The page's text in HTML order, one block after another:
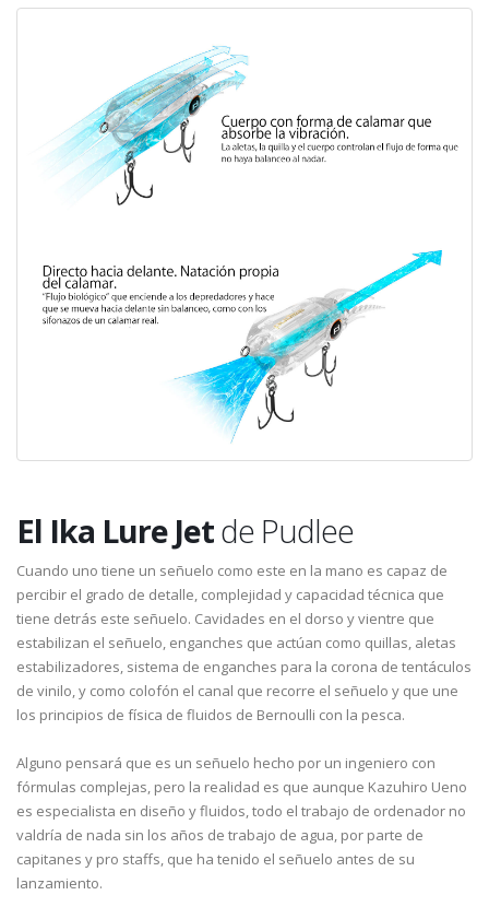
El Ika Lure Jetde Pudlee
Cuando uno tiene un señuelo como este en la mano es capaz de
percibir el grado de detalle, complejidad y capacidad técnica que
tiene detrás este señuelo. Cavidades en el dorso y vientre que
estabilizan el señuelo, enganches que actúan como quillas, aletas
estabilizadores, sistema de enganches para la corona de tentáculos
de vinilo, y como colofón el canal que recorre el señuelo y que une
los principios de física de fluidos de Bernoulli con la pesca.
Alguno pensará que es un señuelo hecho por un ingeniero con
fórmulas complejas, pero la realidad es que aunque Kazuhiro Ueno
es especialista en diseño y fluidos, todo el trabajo de ordenador no
valdría de nada sin los años de trabajo de agua, por parte de
capitanes y pro staffs, que ha tenido el señuelo antes de su
lanzamiento.